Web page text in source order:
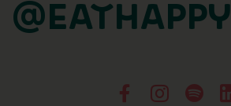
@EATHAPPY